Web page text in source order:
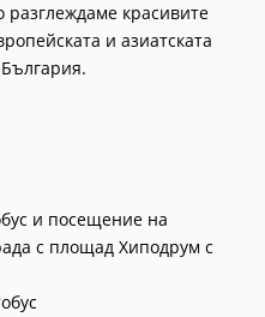
разглеждаме красивите
и азиатската
и посещение на
с площад Хиподрум с